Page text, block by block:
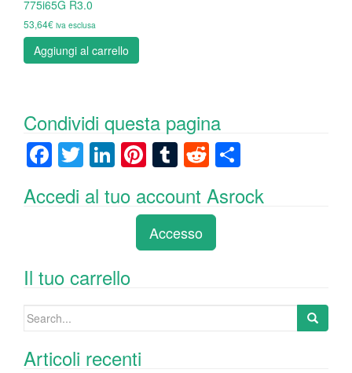
775i65G R3.0
53,64€ iva esclusa
Aggiungi al carrello
Condividi questa pagina
F
c
o
o
k
T
wi
tt
Li
k
n
Pi
er
e
st
T
m
bl
r
R
e
d
di
t
n
Accedi al tuo account Asrock
Accesso
Il tuo carrello
Search
Articoli recenti